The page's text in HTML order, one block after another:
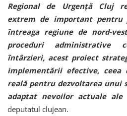
Regional de Urgență Cluj
extrem de important
întreaga regiune de nord-
proceduri administrative
întârzieri, acest proiect
implementării efective, ceea
reală pentru dezvoltarea unui
adaptat nevoilor actuale ale
deputatul clujean.